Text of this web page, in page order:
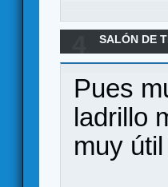
SALÓN DE
parece?
Pues
ladrillo
muy